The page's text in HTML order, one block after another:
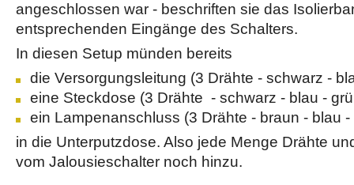
angeschlossen war - beschriften sie das
entsprechenden Eingänge des Schalters.
In diesen Setup münden bereits
die Versorgungsleitung (3 Drähte - schwarz -
eine Steckdose (3 Drähte - schwarz - blau -
ein Lampenanschluss (3 Drähte - braun - blau
in die Unterputzdose. Also jede Menge Drähte
vom Jalousieschalter noch hinzu.